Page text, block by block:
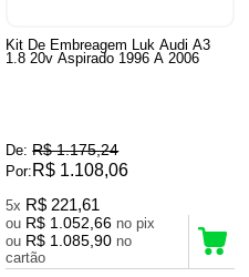
Kit De Embreagem Luk Audi A3
1.8 20v Aspirado 1996 A 2006
De: R$ 1.175,24
Por: R$ 1.108,06
5x R$ 221,61
ou R$ 1.052,66
no pix
ou R$ 1.085,90 no
cartão